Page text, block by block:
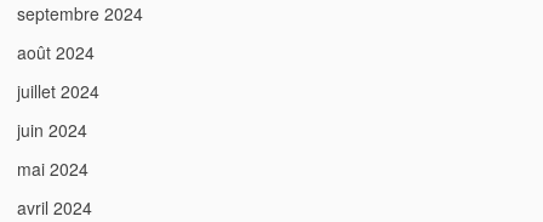
septembre 2024
août 2024
juillet 2024
juin 2024
mai 2024
avril 2024